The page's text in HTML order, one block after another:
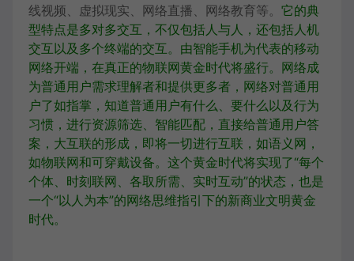
线视频、虚拟现实、网络直播、网络教育等。 它的典
型特点是多对多交互，不仅包括人与人，还包括人机
交互以及多个终端的交互。 由智能手机为代表的移动
网络开端，在真正的物联网黄金时代将盛行。 网络成
为普通用户需求理解者和提供更多者，网络对普通用
户了如指掌，知道普通用户有什么、要什么以及行为
习惯，进行资源筛选、智能匹配，直接给普通用户答
案，大互联的形成，即将一切进行互联，如语义网，
如物联网和可穿戴设备。 这个黄金时代将实现了“每个
个体、时刻联网、各取所需、实时互动”的状态，也是
一个“以人为本”的网络思维指引下的新商业文明黄金
时代。